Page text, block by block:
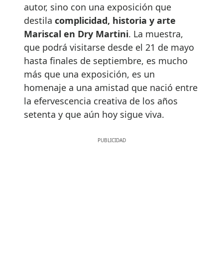
autor, sino con una exposición que
destila complicidad, historia y arte
Mariscal en Dry Martini. La muestra,
que podrá visitarse desde el 21 de mayo
hasta finales de septiembre, es mucho
más que una exposición, es un
homenaje a una amistad que nació entre
la efervescencia creativa de los años
setenta y que aún hoy sigue viva.